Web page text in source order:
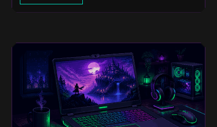
du das absolute Maximum an FPS aus deinem